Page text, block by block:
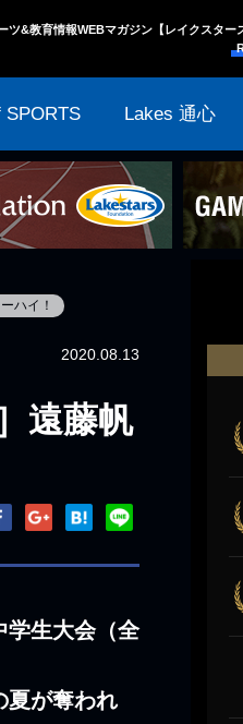
ツ&教育情報WEBマガジン【レイクスター
SPORTS Lakes 通心
ハイ！
2020.08.13
遠藤帆
学生大会（全
夏が奪われ